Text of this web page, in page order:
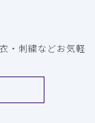
・刺繍などお気軽